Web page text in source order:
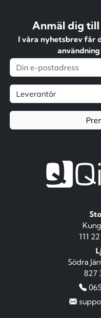
Anmäl dig
I våra nyhetsbrev får
111
Södra
827